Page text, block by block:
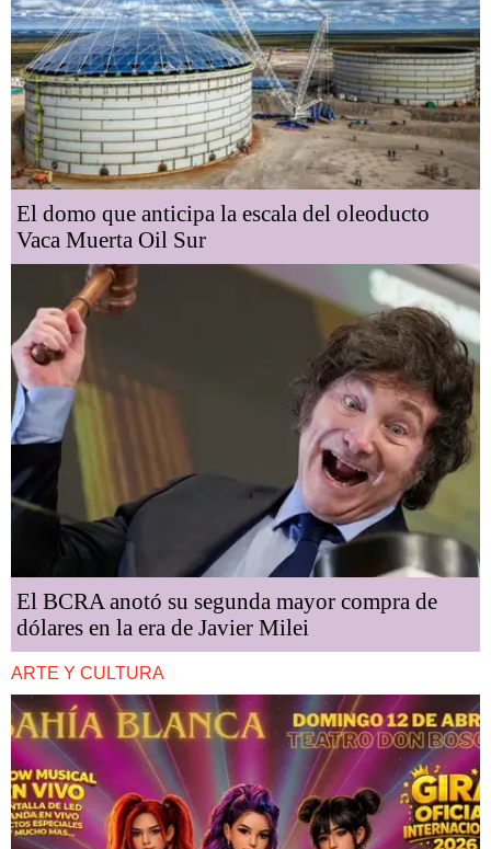
El domo que anticipa la escala del oleoducto
Vaca Muerta Oil Sur
El BCRA anotó su segunda mayor compra de
dólares en la era de Javier Milei
ARTE Y CULTURA